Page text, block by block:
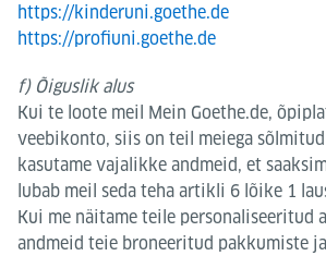
https://kinderuni.goethe.de
https://profiuni.goethe.de
f) Õiguslik alus
Kui te loote meil Mein Goethe.de,
veebikonto, siis on teil meiega
kasutame vajalikke andmeid, et
lubab meil seda teha artikli 6 lõike 1
Kui me näitame teile personaliseeritud
andmeid teie broneeritud pakkumiste